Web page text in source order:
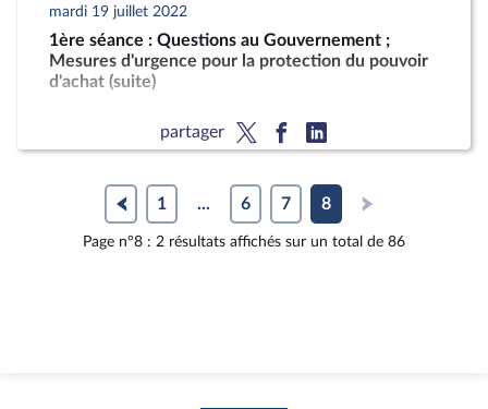
mardi 19 juillet 2022
1ère séance : Questions au Gouvernement ;
Mesures d'urgence pour la protection du pouvoir
d'achat (suite)
partager
1 ... 6 7 8
Page n°8 : 2 résultats affichés sur un total de 86